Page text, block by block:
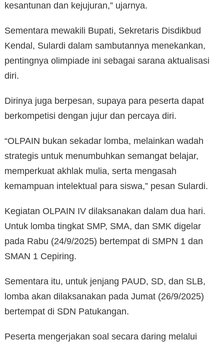
kesantunan dan kejujuran,” ujarnya.
Sementara mewakili Bupati, Sekretaris Disdikbud
Kendal, Sulardi dalam sambutannya menekankan,
pentingnya olimpiade ini sebagai sarana aktualisasi
diri.
Dirinya juga berpesan, supaya para peserta dapat
berkompetisi dengan jujur dan percaya diri.
“OLPAIN bukan sekadar lomba, melainkan wadah
strategis untuk menumbuhkan semangat belajar,
memperkuat akhlak mulia, serta mengasah
kemampuan intelektual para siswa,” pesan Sulardi.
Kegiatan OLPAIN IV dilaksanakan dalam dua hari.
Untuk lomba tingkat SMP, SMA, dan SMK digelar
pada Rabu (24/9/2025) bertempat di SMPN 1 dan
SMAN 1 Cepiring.
Sementara itu, untuk jenjang PAUD, SD, dan SLB,
lomba akan dilaksanakan pada Jumat (26/9/2025)
bertempat di SDN Patukangan.
Peserta mengerjakan soal secara daring melalui